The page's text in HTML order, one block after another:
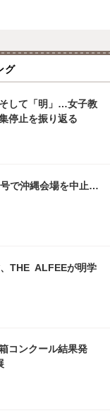
グ
して「明」…女子教
停止を振り返る
で沖縄会場を中止…
THE ALFEEが明学
コンクール結果発